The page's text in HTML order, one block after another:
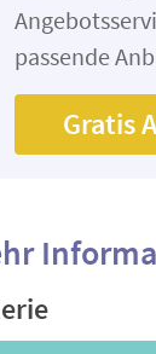
passende
Gratis